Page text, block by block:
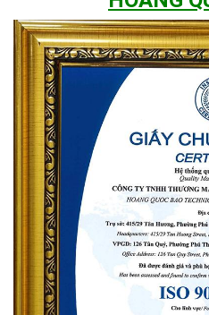
Trang bị Chip LED 5054 siêu
Hiệu suất cao, cho ra nhiều
hơn, khả năng quản lý nhiệt tốt,
dụng. Tuổi thọ led 50.000 giờ.